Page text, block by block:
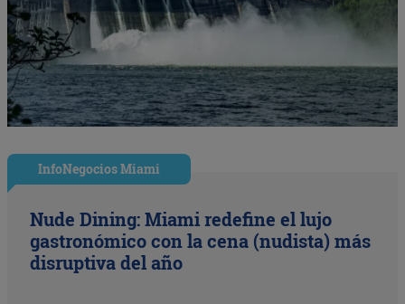
InfoNegocios Miami
Nude Dining: Miami redefine el lujo
gastronómico con la cena (nudista) más
disruptiva del año